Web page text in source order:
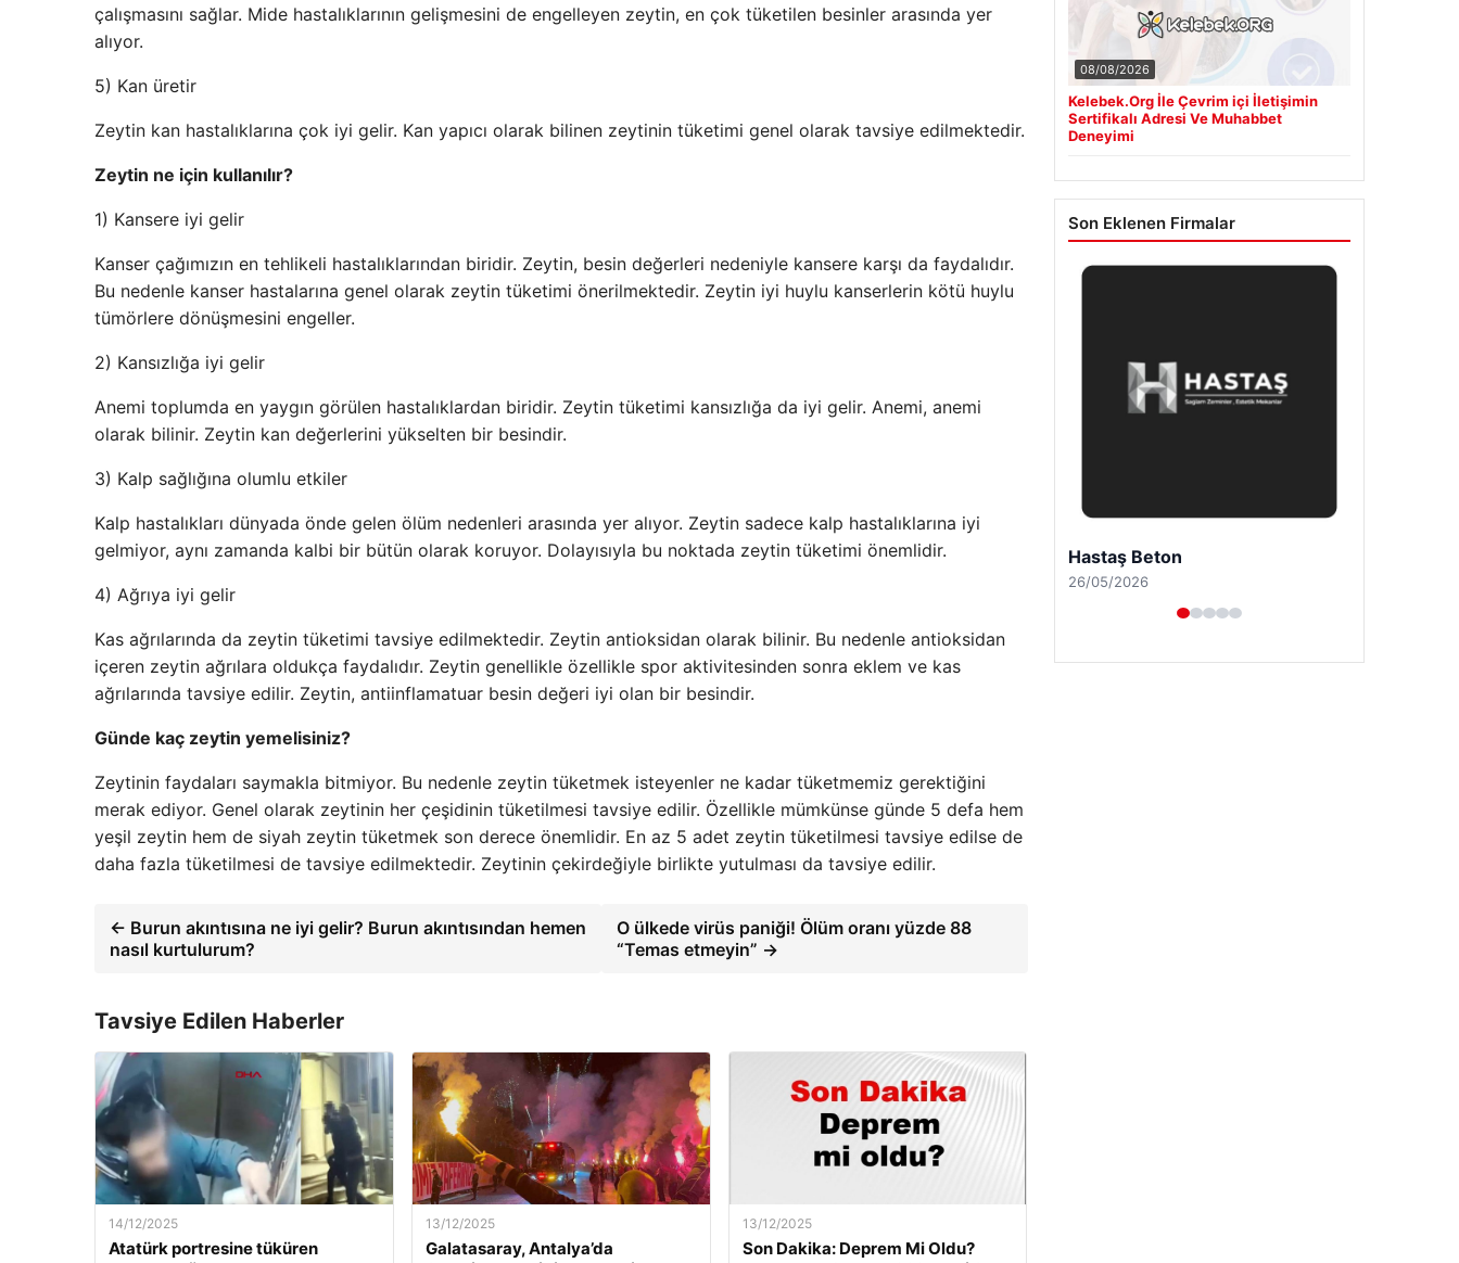
çalışmasını sağlar. Mide hastalıklarının gelişmesini de engelleyen zeytin, en çok tüketilen besinler arasında yer
alıyor.
5) Kan üretir
Zeytin kan hastalıklarına çok iyi gelir. Kan yapıcı olarak bilinen zeytinin tüketimi genel olarak tavsiye edilmektedir.
Zeytin ne için kullanılır?
1) Kansere iyi gelir
Kanser çağımızın en tehlikeli hastalıklarından biridir. Zeytin, besin değerleri nedeniyle kansere karşı da faydalıdır.
Bu nedenle kanser hastalarına genel olarak zeytin tüketimi önerilmektedir. Zeytin iyi huylu kanserlerin kötü huylu
tümörlere dönüşmesini engeller.
2) Kansızlığa iyi gelir
Anemi toplumda en yaygın görülen hastalıklardan biridir. Zeytin tüketimi kansızlığa da iyi gelir. Anemi, anemi
olarak bilinir. Zeytin kan değerlerini yükselten bir besindir.
3) Kalp sağlığına olumlu etkiler
Kalp hastalıkları dünyada önde gelen ölüm nedenleri arasında yer alıyor. Zeytin sadece kalp hastalıklarına iyi
gelmiyor, aynı zamanda kalbi bir bütün olarak koruyor. Dolayısıyla bu noktada zeytin tüketimi önemlidir.
4) Ağrıya iyi gelir
Kas ağrılarında da zeytin tüketimi tavsiye edilmektedir. Zeytin antioksidan olarak bilinir. Bu nedenle antioksidan
içeren zeytin ağrılara oldukça faydalıdır. Zeytin genellikle özellikle spor aktivitesinden sonra eklem ve kas
ağrılarında tavsiye edilir. Zeytin, antiinflamatuar besin değeri iyi olan bir besindir.
Günde kaç zeytin yemelisiniz?
Zeytinin faydaları saymakla bitmiyor. Bu nedenle zeytin tüketmek isteyenler ne kadar tüketmemiz gerektiğini
merak ediyor. Genel olarak zeytinin her çeşidinin tüketilmesi tavsiye edilir. Özellikle mümkünse günde 5 defa hem
yeşil zeytin hem de siyah zeytin tüketmek son derece önemlidir. En az 5 adet zeytin tüketilmesi tavsiye edilse de
daha fazla tüketilmesi de tavsiye edilmektedir. Zeytinin çekirdeğiyle birlikte yutulması da tavsiye edilir.
← Burun akıntısına ne iyi gelir? Burun akıntısından hemen
nasıl kurtulurum?
O ülkede virüs paniği! Ölüm oranı yüzde 88
“Temas etmeyin” →
Tavsiye Edilen Haberler
14/12/2025
Atatürk portresine tüküren
13/12/2025
Galatasaray, Antalya’da
13/12/2025
Son Dakika: Deprem Mi Oldu?
08/08/2026
Kelebek.Org İle Çevrim içi İletişimin
Sertifikalı Adresi Ve Muhabbet
Deneyimi
Son Eklenen Firmalar
Enes Kaplan Avukatlık Bürosu
28/04/2026